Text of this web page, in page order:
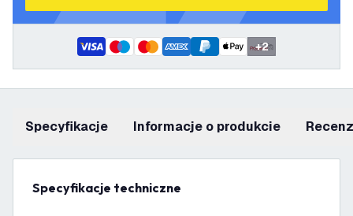
+2
Specyfikacje informacje o produkcie
Specyfikacje techniczne